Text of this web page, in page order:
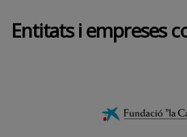
Entitats i empreses